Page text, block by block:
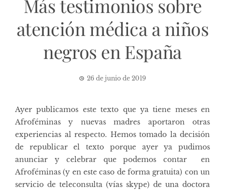
Más testimonios sobre
atención médica a niños
negros en España
26 de junio de 2019
Ayer publicamos este texto que ya tiene meses en
Afroféminas y nuevas madres aportaron otras
experiencias al respecto. Hemos tomado la decisión
de republicar el texto porque ayer ya pudimos
anunciar y celebrar que podemos contar en
Afroféminas (y en este caso de forma gratuita) con un
servicio de teleconsulta (vías skype) de una doctora